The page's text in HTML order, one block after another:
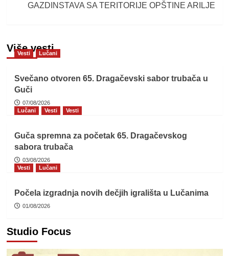
GAZDINSTAVA SA TERITORIJE OPŠTINE ARILJE
Više vesti
Vesti Lučani
Svečano otvoren 65. Dragačevski sabor trubača u
Guči
07/08/2026
Lučani
Vesti Vesti
Guča spremna za početak 65. Dragačevskog
sabora trubača
03/08/2026
Vesti
Lučani
Počela izgradnja novih dečjih igrališta u Lučanima
01/08/2026
Studio Focus